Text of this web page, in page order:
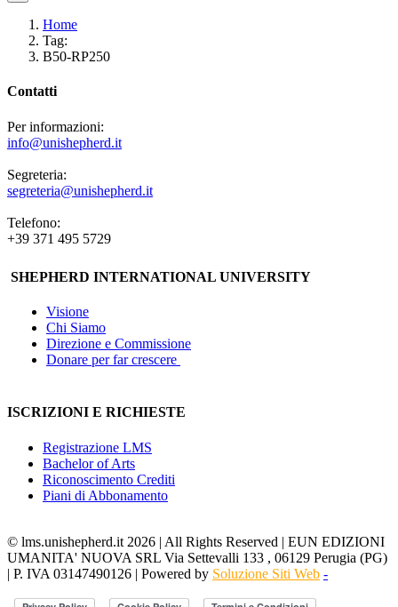
Home
Tag:
B50-RP250
Contatti
Per informazioni:
info@unishepherd.it
Segreteria:
segreteria@unishepherd.it
Telefono:
+39 371 495 5729
SHEPHERD INTERNATIONAL UNIVERSITY
Visione
Chi Siamo
Direzione e Commissione
Donare per far crescere
ISCRIZIONI E RICHIESTE
Registrazione LMS
Bachelor of Arts
Riconoscimento Crediti
Piani di Abbonamento
© lms.unishepherd.it 2026 | All Rights Reserved | EUN EDIZIONI
UMANITA' NUOVA SRL Via Settevalli 133 , 06129 Perugia (PG)
| P. IVA 03147490126 | Powered by Soluzione Siti Web -